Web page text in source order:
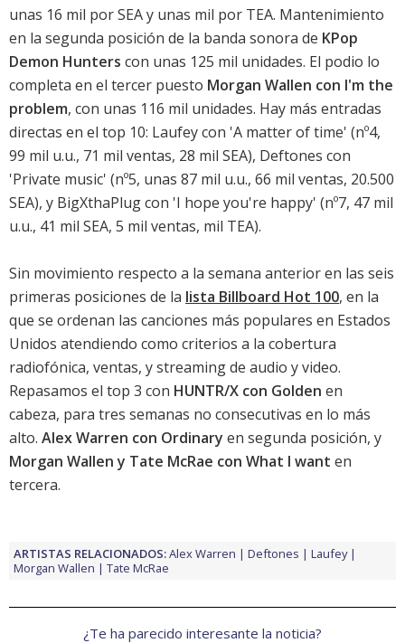
unas 16 mil por SEA y unas mil por TEA. Mantenimiento
en la segunda posición de la banda sonora de KPop
Demon Hunters con unas 125 mil unidades. El podio lo
completa en el tercer puesto Morgan Wallen con I'm the
problem, con unas 116 mil unidades. Hay más entradas
directas en el top 10: Laufey con 'A matter of time' (nº4,
99 mil u.u., 71 mil ventas, 28 mil SEA), Deftones con
'Private music' (nº5, unas 87 mil u.u., 66 mil ventas, 20.500
SEA), y BigXthaPlug con 'I hope you're happy' (nº7, 47 mil
u.u., 41 mil SEA, 5 mil ventas, mil TEA).
Sin movimiento respecto a la semana anterior en las seis
primeras posiciones de la lista Billboard Hot 100, en la
que se ordenan las canciones más populares en Estados
Unidos atendiendo como criterios a la cobertura
radiofónica, ventas, y streaming de audio y video.
Repasamos el top 3 con HUNTR/X con Golden en
cabeza, para tres semanas no consecutivas en lo más
alto. Alex Warren con Ordinary en segunda posición, y
Morgan Wallen y Tate McRae con What I want en
tercera.
ARTISTAS RELACIONADOS:Alex Warren Deftones
Laufey
Morgan Wallen
Tate McRae
¿Te ha parecido interesante la noticia?